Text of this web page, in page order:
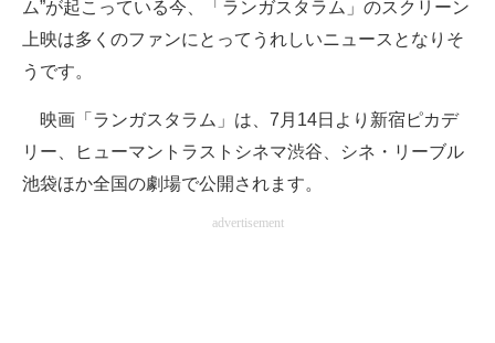
ム”が起こっている今、「ランガスタラム」のスクリーン
上映は多くのファンにとってうれしいニュースとなりそ
うです。
映画「ランガスタラム」は、7月14日より新宿ピカデ
リー、ヒューマントラストシネマ渋谷、シネ・リーブル
池袋ほか全国の劇場で公開されます。
advertisement